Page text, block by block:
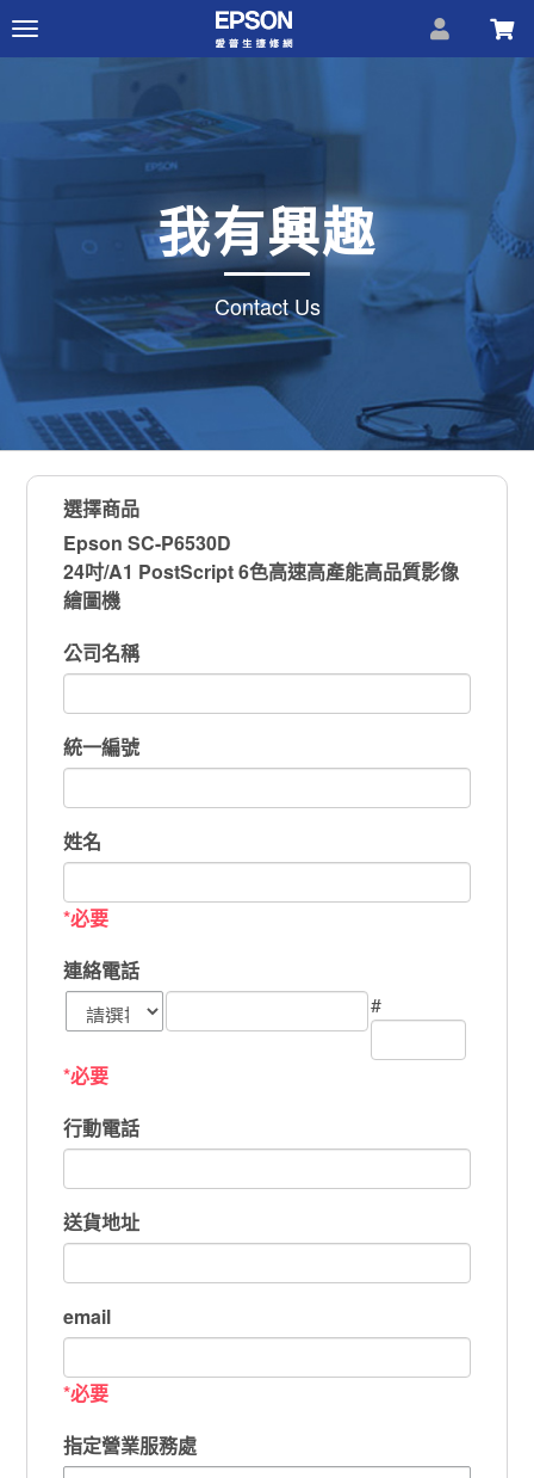
Toggle
navigation
我有興趣
Contact Us
選擇商品
Epson SC-P6530D
24吋/A1 PostScript 6色高速高產能高品質影像
繪圖機
公司名稱
統一編號
姓名
*必要
連絡電話
#
*必要
行動電話
送貨地址
email
*必要
指定營業服務處